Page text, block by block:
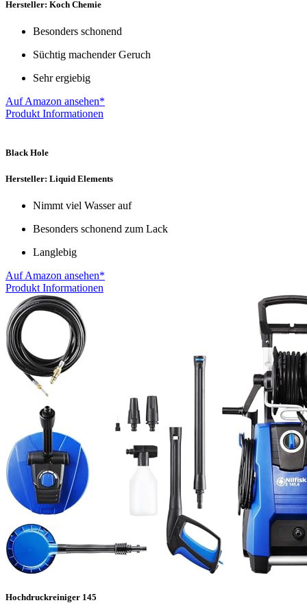
Hersteller: Koch Chemie
Besonders schonend
Süchtig machender Geruch
Sehr ergiebig
Auf Amazon ansehen*
Produkt Informationen
Black Hole
Hersteller: Liquid Elements
Nimmt viel Wasser auf
Besonders schonend zum Lack
Langlebig
Auf Amazon ansehen*
Produkt Informationen
Hochdruckreiniger 145